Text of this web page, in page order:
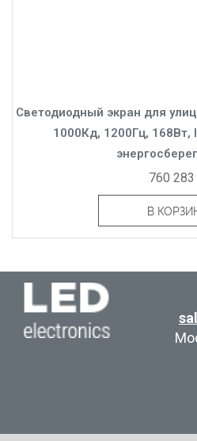
Светодиодный экран для
1000Кд, 1200Гц, 168Вт,
760
В